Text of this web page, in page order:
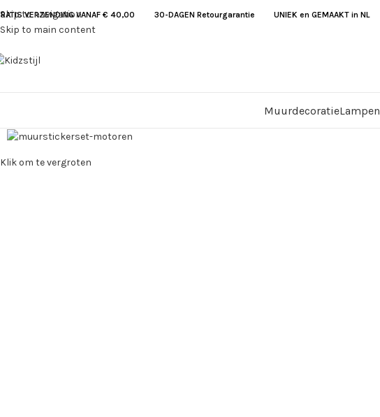
Skip to navigation
Skip to main content
VERZENDING VANAF € 40,00 30-DAGEN Retourgarantie UNIEK en GEMAAKT in NL
MuurdecoratieLampen
Klik om te vergroten